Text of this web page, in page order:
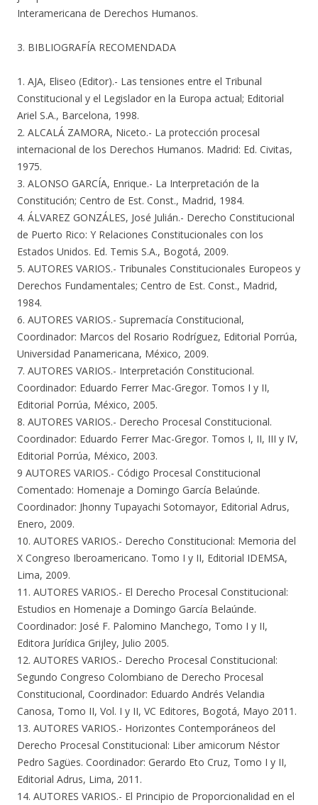
Interamericana de Derechos Humanos.
3. BIBLIOGRAFÍA RECOMENDADA
1. AJA, Eliseo (Editor).- Las tensiones entre el Tribunal
Constitucional y el Legislador en la Europa actual; Editorial
Ariel S.A., Barcelona, 1998.
2. ALCALÁ ZAMORA, Niceto.- La protección procesal
internacional de los Derechos Humanos. Madrid: Ed. Civitas,
1975.
3. ALONSO GARCÍA, Enrique.- La Interpretación de la
Constitución; Centro de Est. Const., Madrid, 1984.
4. ÁLVAREZ GONZÁLES, José Julián.- Derecho Constitucional
de Puerto Rico: Y Relaciones Constitucionales con los
Estados Unidos. Ed. Temis S.A., Bogotá, 2009.
5. AUTORES VARIOS.- Tribunales Constitucionales Europeos y
Derechos Fundamentales; Centro de Est. Const., Madrid,
1984.
6. AUTORES VARIOS.- Supremacía Constitucional,
Coordinador: Marcos del Rosario Rodríguez, Editorial Porrúa,
Universidad Panamericana, México, 2009.
7. AUTORES VARIOS.- Interpretación Constitucional.
Coordinador: Eduardo Ferrer Mac-Gregor. Tomos I y II,
Editorial Porrúa, México, 2005.
8. AUTORES VARIOS.- Derecho Procesal Constitucional.
Coordinador: Eduardo Ferrer Mac-Gregor. Tomos I, II, III y IV,
Editorial Porrúa, México, 2003.
9 AUTORES VARIOS.- Código Procesal Constitucional
Comentado: Homenaje a Domingo García Belaúnde.
Coordinador: Jhonny Tupayachi Sotomayor, Editorial Adrus,
Enero, 2009.
10. AUTORES VARIOS.- Derecho Constitucional: Memoria del
X Congreso Iberoamericano. Tomo I y II, Editorial IDEMSA,
Lima, 2009.
11. AUTORES VARIOS.- El Derecho Procesal Constitucional:
Estudios en Homenaje a Domingo García Belaúnde.
Coordinador: José F. Palomino Manchego, Tomo I y II,
Editora Jurídica Grijley, Julio 2005.
12. AUTORES VARIOS.- Derecho Procesal Constitucional:
Segundo Congreso Colombiano de Derecho Procesal
Constitucional, Coordinador: Eduardo Andrés Velandia
Canosa, Tomo II, Vol. I y II, VC Editores, Bogotá, Mayo 2011.
13. AUTORES VARIOS.- Horizontes Contemporáneos del
Derecho Procesal Constitucional: Liber amicorum Néstor
Pedro Sagües. Coordinador: Gerardo Eto Cruz, Tomo I y II,
Editorial Adrus, Lima, 2011.
14. AUTORES VARIOS.- El Principio de Proporcionalidad en el